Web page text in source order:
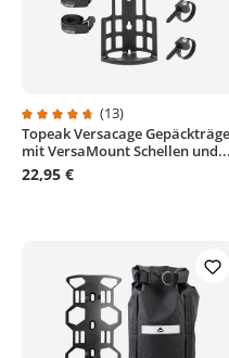
Durchschnittliche
(13)
Topeak Versacage
mit VersaMount Schellen und...
22,95 €